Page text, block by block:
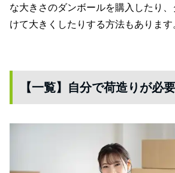
な大きさのダンボールを購入したり
けて大きくしたりする方法もあります
【一覧】自分で荷造りが必